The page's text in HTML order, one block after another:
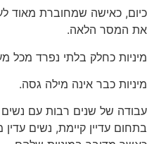
כיום, כאישה שמחוברת מאוד
את המסר הלאה.
מיניות כחלק בלתי נפרד מכל
מיניות כבר אינה מילה גסה.
עבודה של שנים רבות עם נשים
בתחום עדיין קיימת, נשים